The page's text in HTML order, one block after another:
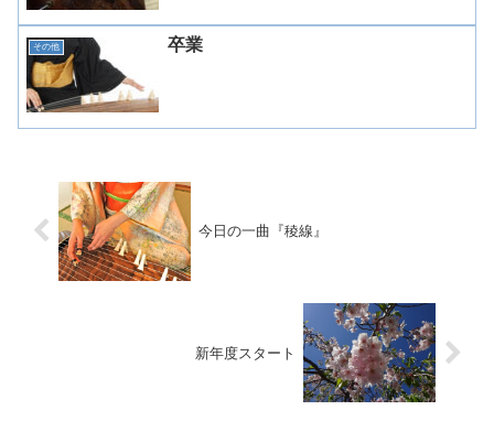
その他 卒業
今日の一曲『稜線』
新年度スタート